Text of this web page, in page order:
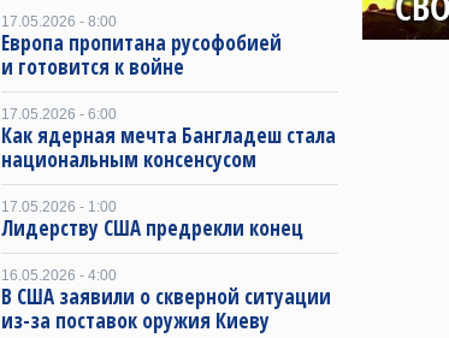
17.05.2026 - 8:00
Европа пропитана русофобией
и готовится к войне
17.05.2026 - 6:00
Как ядерная мечта Бангладеш стала
национальным консенсусом
17.05.2026 - 1:00
Лидерству США предрекли конец
16.05.2026 - 4:00
В США заявили о скверной ситуации
из-за поставок оружия Киеву